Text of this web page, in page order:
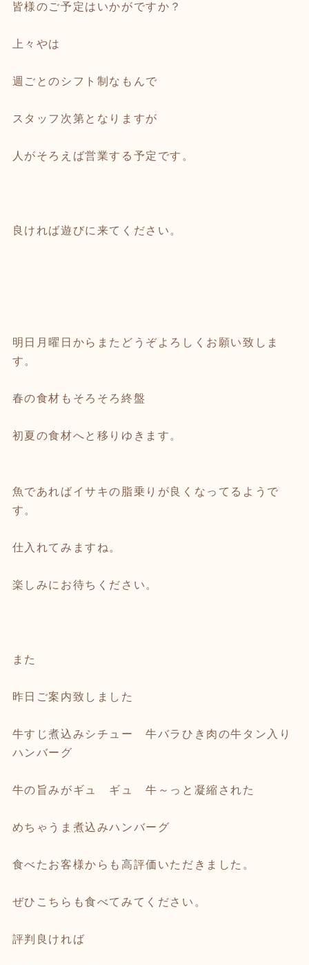
皆様のご予定はいかがですか？
上々やは
週ごとのシフト制なもんで
スタッフ次第となりますが
人がそろえば営業する予定です。
良ければ遊びに来てください。
明日月曜日からまたどうぞよろしくお願い致しま
す。
春の食材もそろそろ終盤
初夏の食材へと移りゆきます。
魚であればイサキの脂乗りが良くなってるようで
す。
仕入れてみますね。
楽しみにお待ちください。
また
昨日ご案内致しました
牛すじ煮込みシチュー 牛バラひき肉の牛タン入り
ハンバーグ
牛の旨みがギュ ギュ 牛～っと凝縮された
めちゃうま煮込みハンバーグ
食べたお客様からも高評価いただきました。
ぜひこちらも食べてみてください。
評判良ければ